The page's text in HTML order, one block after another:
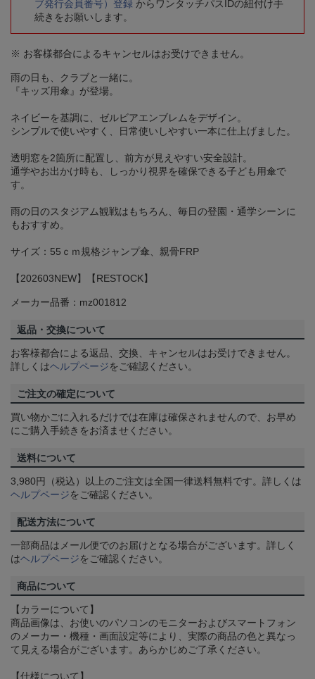
ブ発行会員番号）登録 からワンタッチパスIDの紐付け手
続きをお願いします。
※ お客様都合によるキャンセルはお受けできません。
雨の日も、クラブと一緒に。
『キッズ用傘』が登場。
ネイビーを基調に、ゼルビアエンブレムをデザイン。
シンプルで使いやすく、日常使いしやすい一本に仕上げました。
透明窓を2箇所に配置し、前方が見えやすい安全設計。
通学やお出かけ時も、しっかり視界を確保できる子ども用傘で
す。
雨の日のスタジアム観戦はもちろん、毎日の登園・通学シーンに
もおすすめ。
サイズ：55ｃｍ規格ジャンプ傘、親骨FRP
【202603NEW】【RESTOCK】
メーカー品番：mz001812
返品・交換について
お客様都合による返品、交換、キャンセルはお受けできません。
詳しくはヘルプページをご確認ください。
ご注文の確定について
買い物かごに入れるだけでは在庫は確保されませんので、お早め
にご購入手続きをお済ませください。
送料について
3,980円（税込）以上のご注文は全国一律送料無料です。詳しくは
ヘルプページをご確認ください。
配送方法について
一部商品はメール便でのお届けとなる場合がございます。詳しく
はヘルプページをご確認ください。
商品について
【カラーについて】
商品画像は、お使いのパソコンのモニターおよびスマートフォン
のメーカー・機種・画面設定等により、実際の商品の色と異なっ
て見える場合がございます。あらかじめご了承ください。
【仕様について】